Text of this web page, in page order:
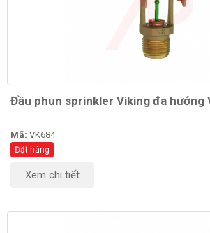
Đầu phun sprinkler Viking đa hướng
Mã: VK684
Đặt hàng
Xem chi tiết